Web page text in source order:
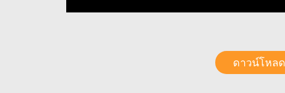
ดาวน์โหล